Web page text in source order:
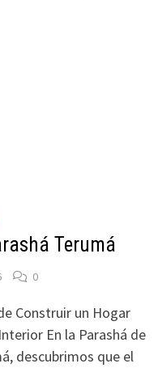
Terumá
0
Construir un Hogar
En la Parashá de
descubrimos que el